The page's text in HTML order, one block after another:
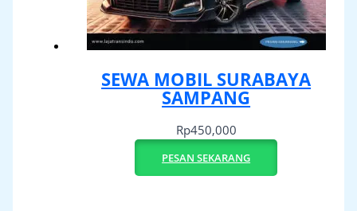
SEWA MOBIL SURABAYA
SAMPANG
Rp450,000
PESAN SEKARANG